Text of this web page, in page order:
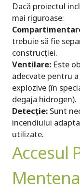
Dacă proiectul
mai riguroase:
trebuie să fie
construcției.
Ventilare: Este
adecvate pentru
explozive (în
degaja hidrogen).
Detecție: Sunt
incendiului
utilizate.
Accesul